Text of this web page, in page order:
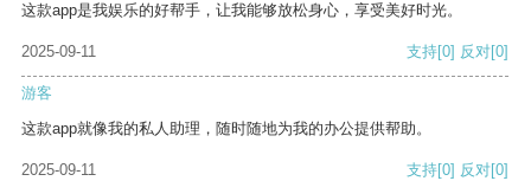
这款app是我娱乐的好帮手，让我能够放松身心，享受美好时光。
2025-09-11 支持[0] 反对[0]
游客
这款app就像我的私人助理，随时随地为我的办公提供帮助。
2025-09-11 支持[0] 反对[0]